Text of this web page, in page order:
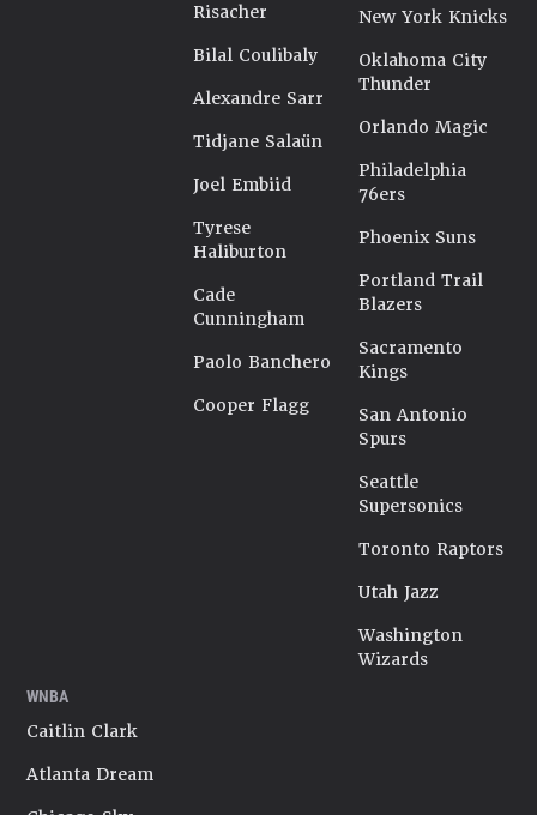
Risacher
Bilal Coulibaly
Alexandre Sarr
Tidjane Salaün
Joel Embiid
Tyrese
Haliburton
Cade
Cunningham
Paolo Banchero
Cooper Flagg
New York Knicks
Oklahoma City
Thunder
Orlando Magic
Philadelphia
76ers
Phoenix Suns
Portland Trail
Blazers
Sacramento
Kings
San Antonio
Spurs
Seattle
Supersonics
Toronto Raptors
Utah Jazz
Washington
Wizards
WNBA
Caitlin Clark
Atlanta Dream